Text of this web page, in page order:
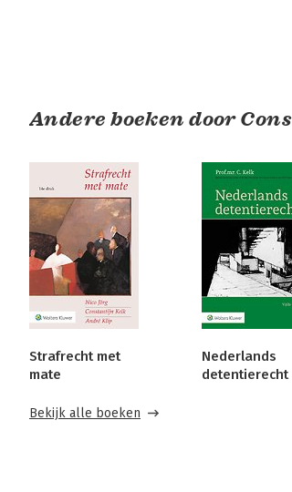
Andere boeken door
Strafrecht met
mate
Nederlands
detentierecht
Bekijk alle boeken